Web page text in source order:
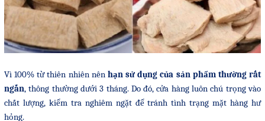
Vì 100% từ thiên nhiên nên hạn sử dụng của sản phẩm thường rất
ngắn, thông thường dưới 3 tháng. Do đó, cửa hàng luôn chú trọng vào
chất lượng, kiểm tra nghiêm ngặt để tránh tình trạng mặt hàng hư
hỏng.